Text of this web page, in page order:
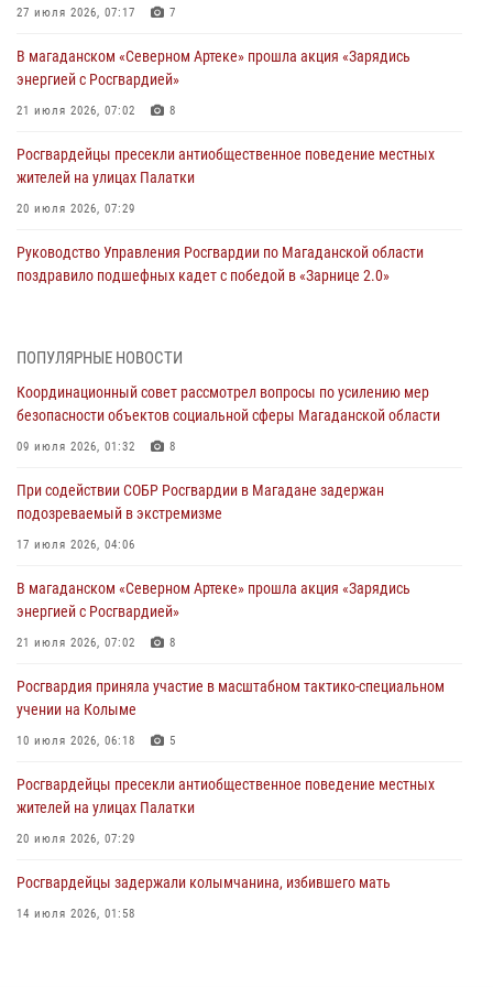
27 июля 2026, 07:17 7
В магаданском «Северном Артеке» прошла акция «Зарядись
энергией с Росгвардией»
21 июля 2026, 07:02 8
Росгвардейцы пресекли антиобщественное поведение местных
жителей на улицах Палатки
20 июля 2026, 07:29
Руководство Управления Росгвардии по Магаданской области
поздравило подшефных кадет с победой в «Зарнице 2.0»
При содействии СОБР Росгвардии в Магадане задержан
17 июля 2026, 04:06
«Каникулы с Росгвардией» продолжаются на Колыме
Начальник Главного штаба – первый заместитель директора
Росгвардии Герой России генерал-полковник Сергей Бойко
15 июля 2026, 06:21
Кинологический тандем из Магадана завоевал бронзу на
15 июля 2026, 04:34
ПОПУЛЯРНЫЕ НОВОСТИ
Координационный совет рассмотрел вопросы по усилению мер
безопасности объектов социальной сферы Магаданской области
09 июля 2026, 01:32 8
При содействии СОБР Росгвардии в Магадане задержан
подозреваемый в экстремизме
17 июля 2026, 04:06
В магаданском «Северном Артеке» прошла акция «Зарядись
энергией с Росгвардией»
21 июля 2026, 07:02 8
Росгвардия приняла участие в масштабном тактико-специальном
учении на Колыме
10 июля 2026, 06:18 5
Росгвардейцы пресекли антиобщественное поведение местных
жителей на улицах Палатки
20 июля 2026, 07:29
Росгвардейцы задержали колымчанина, избившего мать
14 июля 2026, 01:58